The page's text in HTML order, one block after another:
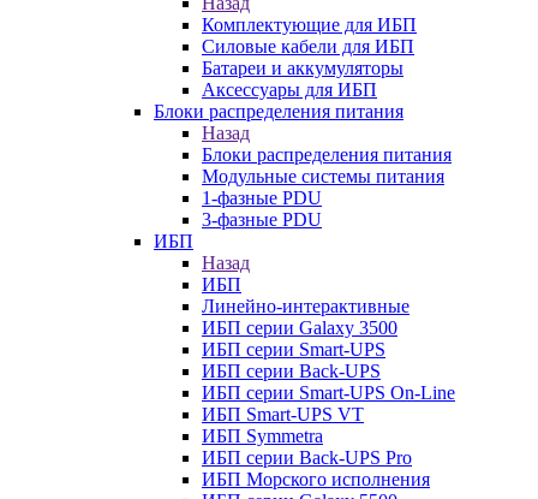
Комплектующие для ИБП
Силовые кабели для ИБП
Батареи и аккумуляторы
Аксессуары для ИБП
Блоки распределения питания
Назад
Блоки распределения питания
Модульные системы питания
1-фазные PDU
3-фазные PDU
ИБП
Назад
ИБП
Линейно-интерактивные
ИБП серии Galaxy 3500
ИБП серии Smart-UPS
ИБП серии Back-UPS
ИБП серии Smart-UPS On-Line
ИБП Smart-UPS VT
ИБП Symmetra
ИБП серии Back-UPS Pro
ИБП Морского исполнения